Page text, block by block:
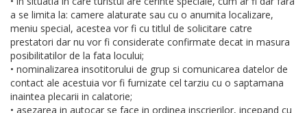
a se limita la: camere alaturate sau cu o anumita localizare,
meniu special, acestea vor fi cu titlul de solicitare catre
prestatori dar nu vor fi considerate confirmate decat in masura
posibilitatilor de la fata locului;
• nominalizarea insotitorului de grup si comunicarea datelor de
contact ale acestuia vor fi furnizate cel tarziu cu o saptamana
inaintea plecarii in calatorie;
• asezarea in autocar se face in ordinea inscrierilor, incepand cu